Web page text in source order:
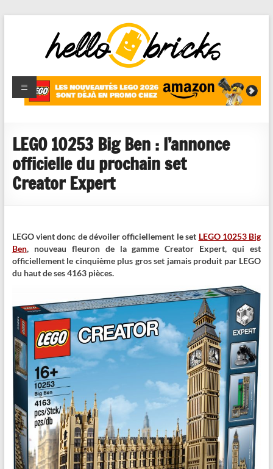
HelloBricks
Blog LEGO,
nouveaut�s
reviews
LEGO 10253 Big Ben : l’annonce
officielle du prochain set
Creator Expert
LEGO vient donc de dévoiler officiellement le set LEGO 10253 Big
Ben, nouveau fleuron de la gamme Creator Expert, qui est
officiellement le cinquième plus gros set jamais produit par LEGO
du haut de ses 4163 pièces.